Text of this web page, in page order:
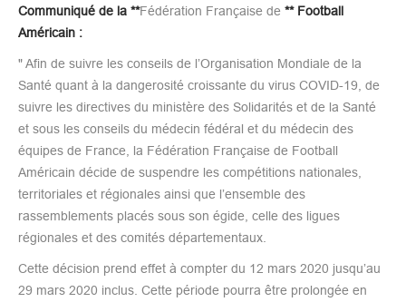
Communiqué de la **Fédération Française de ** Football
Américain :
" Afin de suivre les conseils de l’Organisation Mondiale de la
Santé quant à la dangerosité croissante du virus COVID-19, de
suivre les directives du ministère des Solidarités et de la Santé
et sous les conseils du médecin fédéral et du médecin des
équipes de France, la Fédération Française de Football
Américain décide de suspendre les compétitions nationales,
territoriales et régionales ainsi que l’ensemble des
rassemblements placés sous son égide, celle des ligues
régionales et des comités départementaux.
Cette décision prend effet à compter du 12 mars 2020 jusqu’au
29 mars 2020 inclus. Cette période pourra être prolongée en